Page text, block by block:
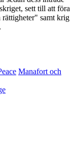
sett till att föra
samt krig
Manafort och